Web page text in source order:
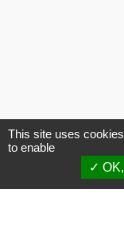
© Optique
This site uses
to enable
✓ OK,